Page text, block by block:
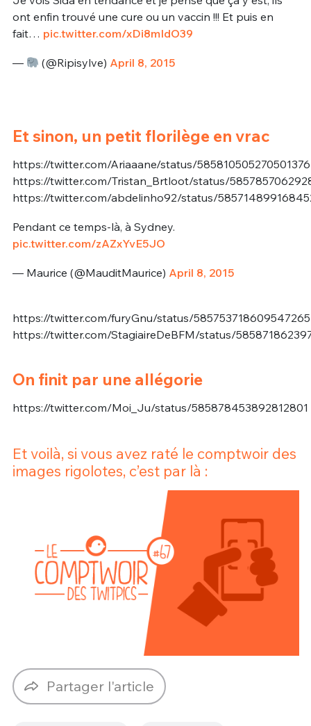
ont enfin trouvé une cure ou un vaccin !!! Et puis en
fait… pic.twitter.com/xDi8mIdO39
— (@Ripisylve) April 8, 2015
Et sinon, un petit florilège en vrac
https://twitter.com/Ariaaane/status/585810505270501376
https://twitter.com/Tristan_Brtloot/status/
https://twitter.com/abdelinho92/status/
Pendant ce temps-là, à Sydney.
pic.twitter.com/zAZxYvE5JO
— Maurice (@MauditMaurice) April 8, 2015
https://twitter.com/furyGnu/status/585753718609547265
https://twitter.com/StagiaireDeBFM/status/
On finit par une allégorie
https://twitter.com/Moi_Ju/status/585878453892812801
Et voilà, si vous avez raté le comptwoir des
images rigolotes, c’est par là :
Partager l'article